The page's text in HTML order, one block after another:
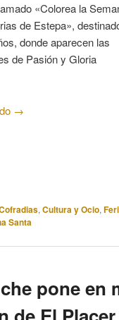
«Colorea la
de Estepa»,
donde aparecen las
de Pasión y Gloria
→
, Cultura y Ocio,
Santa
pone en